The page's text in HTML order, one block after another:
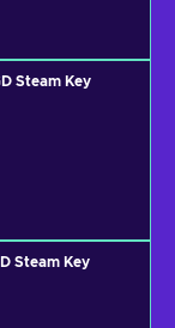
Steam Key
Steam Key